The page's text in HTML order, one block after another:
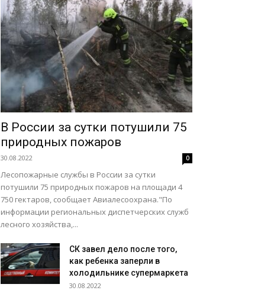
В России за сутки потушили 75
природных пожаров
30.08.2022 0
Лесопожарные службы в России за сутки
потушили 75 природных пожаров на площади 4
750 гектаров, сообщает Авиалесоохрана."По
информации региональных диспетчерских служб
лесного хозяйства,...
СК завел дело после того,
как ребенка заперли в
холодильнике супермаркета
30.08.2022